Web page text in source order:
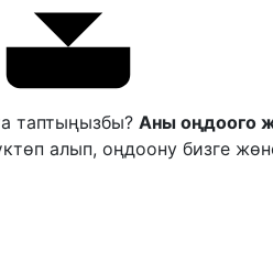
таптыңызбы? Аны оңдоого
алып, оңдоону бизге